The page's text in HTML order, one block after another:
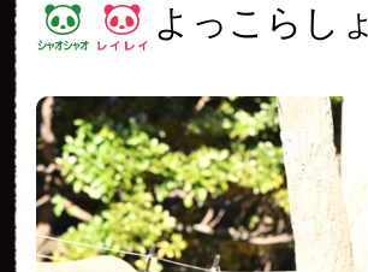
よっこらしょ